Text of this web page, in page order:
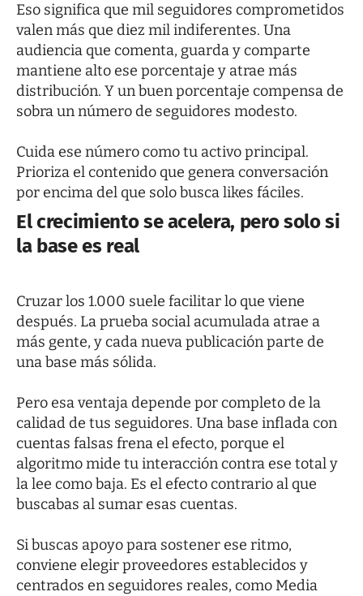
Eso significa que mil seguidores comprometidos
valen más que diez mil indiferentes. Una
audiencia que comenta, guarda y comparte
mantiene alto ese porcentaje y atrae más
distribución. Y un buen porcentaje compensa de
sobra un número de seguidores modesto.
Cuida ese número como tu activo principal.
Prioriza el contenido que genera conversación
por encima del que solo busca likes fáciles.
El crecimiento se acelera, pero solo si
la base es real
Cruzar los 1.000 suele facilitar lo que viene
después. La prueba social acumulada atrae a
más gente, y cada nueva publicación parte de
una base más sólida.
Pero esa ventaja depende por completo de la
calidad de tus seguidores. Una base inflada con
cuentas falsas frena el efecto, porque el
algoritmo mide tu interacción contra ese total y
la lee como baja. Es el efecto contrario al que
buscabas al sumar esas cuentas.
Si buscas apoyo para sostener ese ritmo,
conviene elegir proveedores establecidos y
centrados en seguidores reales, como Media